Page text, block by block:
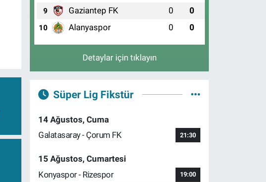
9 Gaziantep FK 0 0
10 Alanyaspor 0 0
Detaylar için tıklayın
Süper Lig Fikstür
14 Ağustos, Cuma
Galatasaray - Çorum FK
21:30
15 Ağustos, Cumartesi
Konyaspor - Rizespor
19:00